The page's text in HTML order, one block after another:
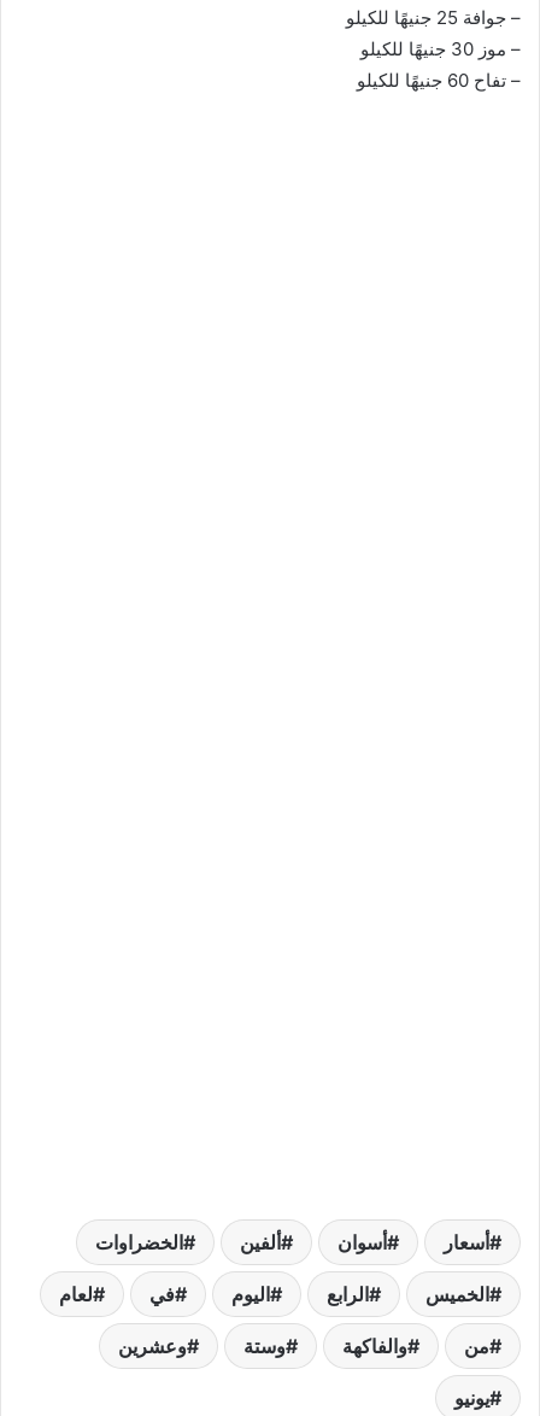
– جوافة 25 جنيهًا للكيلو
– موز 30 جنيهًا للكيلو
– تفاح 60 جنيهًا للكيلو
أسعار أسوان ألفين الخضراوات
الخميس الرابع اليوم في لعام
من والفاكهة وستة وعشرين
يونيو